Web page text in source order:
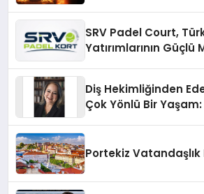
SRV Padel Court,
Yatırımlarının Güçlü
Diş Hekimliğinden
Çok Yönlü Bir
Portekiz Vatandaşlık